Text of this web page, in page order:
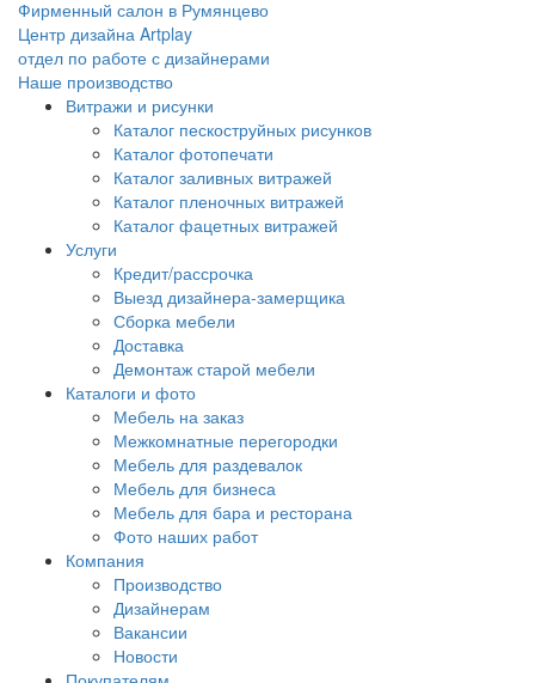
Фирменный салон в Румянцево
Центр дизайна Artplay
отдел по работе с дизайнерами
Наше производство
Витражи и рисунки
Каталог пескоструйных рисунков
Каталог фотопечати
Каталог заливных витражей
Каталог пленочных витражей
Каталог фацетных витражей
Услуги
Кредит/рассрочка
Выезд дизайнера-замерщика
Сборка мебели
Доставка
Демонтаж старой мебели
Каталоги и фото
Мебель на заказ
Межкомнатные перегородки
Мебель для раздевалок
Мебель для бизнеса
Мебель для бара и ресторана
Фото наших работ
Компания
Производство
Дизайнерам
Вакансии
Новости